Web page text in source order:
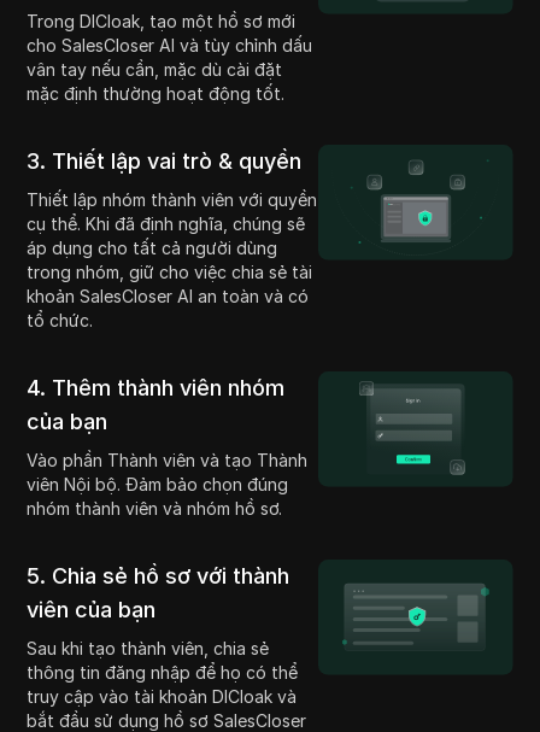
Trong DICloak, tạo một hồ sơ mới
cho SalesCloser AI và tùy chỉnh dấu
vân tay nếu cần, mặc dù cài đặt
mặc định thường hoạt động tốt.
3. Thiết lập vai trò & quyền
Thiết lập nhóm thành viên với quyền
cụ thể. Khi đã định nghĩa, chúng sẽ
áp dụng cho tất cả người dùng
trong nhóm, giữ cho việc chia sẻ tài
khoản SalesCloser AI an toàn và có
tổ chức.
4. Thêm thành viên nhóm
của bạn
Vào phần Thành viên và tạo Thành
viên Nội bộ. Đảm bảo chọn đúng
nhóm thành viên và nhóm hồ sơ.
5. Chia sẻ hồ sơ với thành
viên của bạn
Sau khi tạo thành viên, chia sẻ
thông tin đăng nhập để họ có thể
truy cập vào tài khoản DICloak và
bắt đầu sử dụng hồ sơ SalesCloser